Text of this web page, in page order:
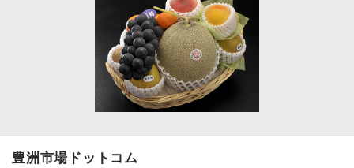
豊洲市場ドットコム